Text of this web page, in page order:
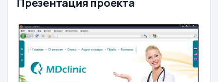
Презентация проекта